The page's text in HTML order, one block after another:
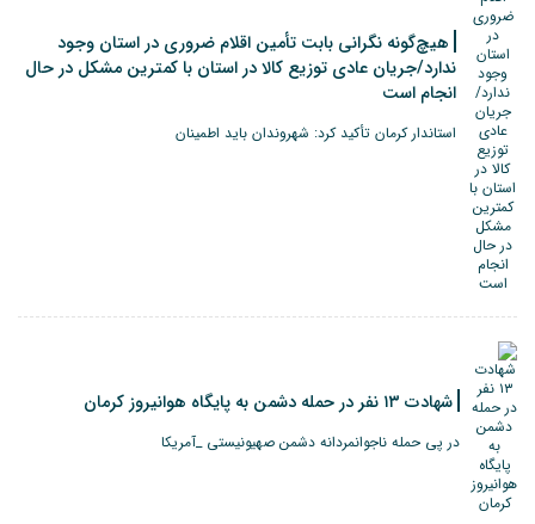
هیچ‌گونه نگرانی بابت تأمین اقلام ضروری در استان وجود
ندارد/جریان عادی توزیع کالا در استان با کمترین مشکل در حال
انجام است
استاندار کرمان تأکید کرد: شهروندان باید اطمینان
شهادت ۱۳ نفر در حمله دشمن به پایگاه هوانیروز کرمان
در پی حمله ناجوانمردانه دشمن صهیونیستی _آمریکا